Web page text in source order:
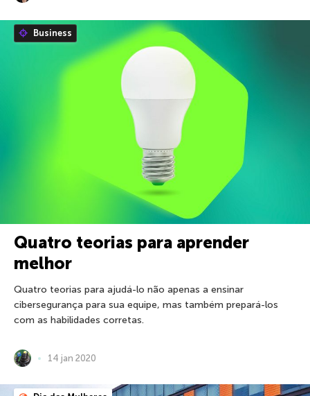
Business
Quatro teorias para aprender
melhor
Quatro teorias para ajudá-lo não apenas a ensinar
cibersegurança para sua equipe, mas também prepará-los
com as habilidades corretas.
14 jan 2020